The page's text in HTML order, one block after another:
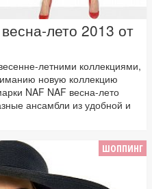
лето 2013 от
летними коллекциями,
новую коллекцию
NAF NAF весна-лето
ансамбли из удобной и
ШОППИНГ